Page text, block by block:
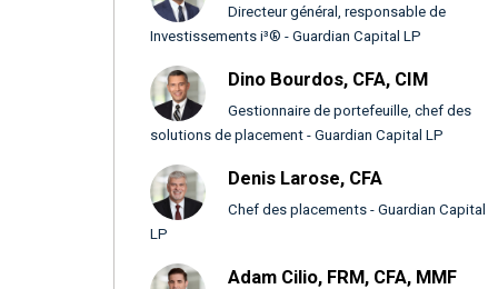
Directeur général, responsable de
Investissements i³® - Guardian Capital LP
Dino Bourdos, CFA, CIM
Gestionnaire de portefeuille, chef des
solutions de placement - Guardian Capital LP
Denis Larose, CFA
Chef des placements - Guardian Capital
LP
Adam Cilio, FRM, CFA, MMF